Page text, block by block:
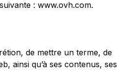
: www.ovh.com.
de mettre un terme, de
ainsi qu’à ses contenus, ses